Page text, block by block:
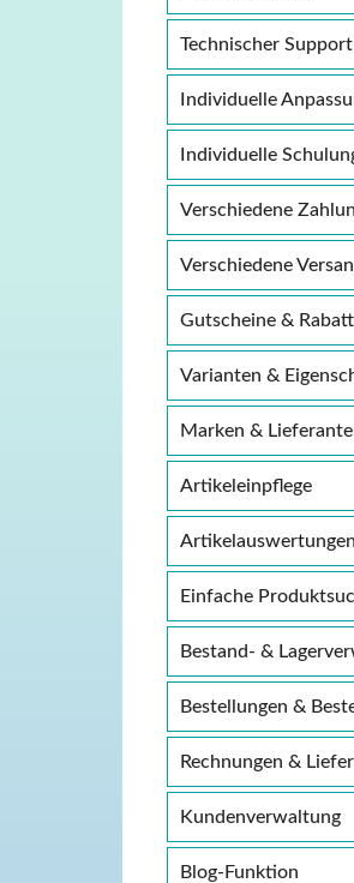
Technischer Support
Individuelle
Individuelle
Verschiedene
Verschiedene
Gutscheine &
Varianten &
Marken &
Artikeleinpflege
Artikelauswertungen
Einfache
Bestand- &
Bestellungen &
Rechnungen &
Kundenverwaltung
Blog-Funktion